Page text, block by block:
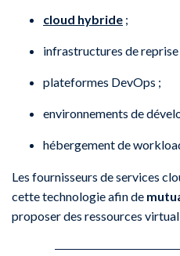
cloud hybride ;
infrastructures de reprise
plateformes DevOps ;
environnements de
hébergement de
Les fournisseurs de services
cette technologie afin de
proposer des ressources